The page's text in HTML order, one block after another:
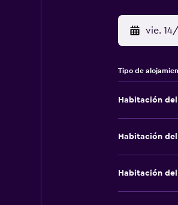
vie.
Tipo de
Habitación
Habitación
Habitación